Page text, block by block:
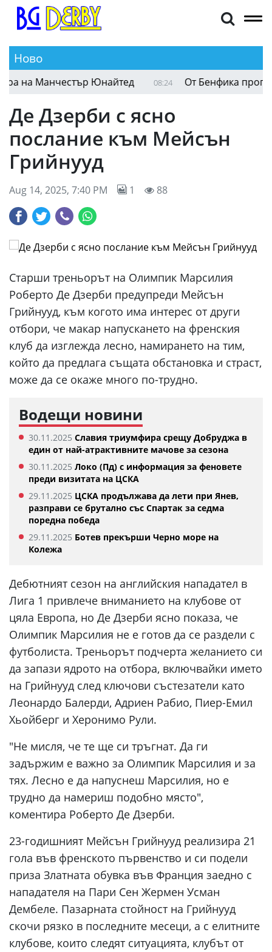
Ново
08:26 Контузията на Маунт помрачи добрата игра
Де Дзерби с ясно
послание към Мейсън
Грийнууд
Aug 14, 2025, 7:40 PM 1 88
Старши треньорът на Олимпик Марсилия
Роберто Де Дзерби предупреди Мейсън
Грийнууд, към когото има интерес от други
отбори, че макар напускането на френския
клуб да изглежда лесно, намирането на тим,
който да предлага същата обстановка и страст,
може да се окаже много по-трудно.
Водещи новини
30.11.2025 Славия триумфира срещу Добруджа в
един от най-атрактивните мачове за сезона
30.11.2025 Локо (Пд) с информация за феновете
преди визитата на ЦСКА
29.11.2025 ЦСКА продължава да лети при Янев,
разправи се брутално със Спартак за седма
поредна победа
29.11.2025 Ботев прекърши Черно море на
Колежа
Дебютният сезон на английския нападател в
Лига 1 привлече вниманието на клубове от
цяла Европа, но Де Дзерби ясно показа, че
Олимпик Марсилия не е готов да се раздели с
футболиста. Треньорът подчерта желанието си
да запази ядрото на отбора, включвайки името
на Грийнууд след ключови състезатели като
Леонардо Балерди, Адриен Рабио, Пиер-Емил
Хьойберг и Херонимо Рули.
"Не мисля, че те ще си тръгнат. Да ги
задържим е важно за Олимпик Марсилия и за
тях. Лесно е да напуснеш Марсилия, но е
трудно да намериш подобно място",
коментира Роберто Де Дзерби.
23-годишният Мейсън Грийнууд реализира 21
гола във френското първенство и си подели
приза Златната обувка във Франция заедно с
нападателя на Пари Сен Жермен Усман
Дембеле. Пазарната стойност на Грийнууд
скочи рязко в последните месеци, а с елитните
клубове, които следят ситуацията, клубът от